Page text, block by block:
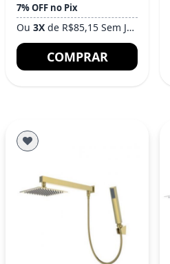
7% OFF no Pix
Ou 3X de R$85,15 Sem Juros
COMPRAR